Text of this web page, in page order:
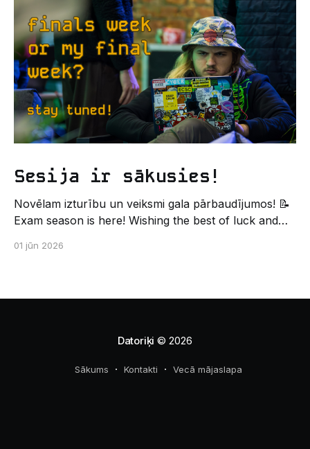
leģendāro “Sējienu”? 🐱 Šī pirmsaristoteļa nometne
palīdzēs tev iegūt pirmos draugus, ieskatu studenta
Sesija ir sākusies!
Novēlam izturību un veiksmi gala pārbaudījumos! 📝
Exam season is here! Wishing the best of luck and
pašpārvaldes komunikācijas virziens
01 jūn 2026
Datoriķi © 2026
Sākums Kontakti Vecā mājaslapa